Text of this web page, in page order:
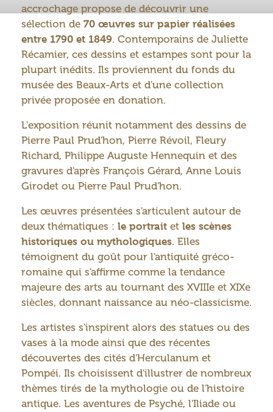
accrochage propose de découvrir une
sélection de 70 œuvres sur papier réalisées
entre 1790 et 1849. Contemporains de Juliette
Récamier, ces dessins et estampes sont pour la
plupart inédits. Ils proviennent du fonds du
musée des Beaux-Arts et d'une collection
privée proposée en donation.
L'exposition réunit notamment des dessins de
Pierre Paul Prud'hon, Pierre Révoil, Fleury
Richard, Philippe Auguste Hennequin et des
gravures d'après François Gérard, Anne Louis
Girodet ou Pierre Paul Prud'hon.
Les œuvres présentées s'articulent autour de
deux thématiques : le portrait et les scènes
historiques ou mythologiques. Elles
témoignent du goût pour l'antiquité gréco-
romaine qui s'affirme comme la tendance
majeure des arts au tournant des XVIIIe et XIXe
siècles, donnant naissance au néo-classicisme.
Les artistes s'inspirent alors des statues ou des
vases à la mode ainsi que des récentes
découvertes des cités d'Herculanum et
Pompéi. Ils choisissent d'illustrer de nombreux
thèmes tirés de la mythologie ou de l'histoire
antique. Les aventures de Psyché, l'Iliade ou